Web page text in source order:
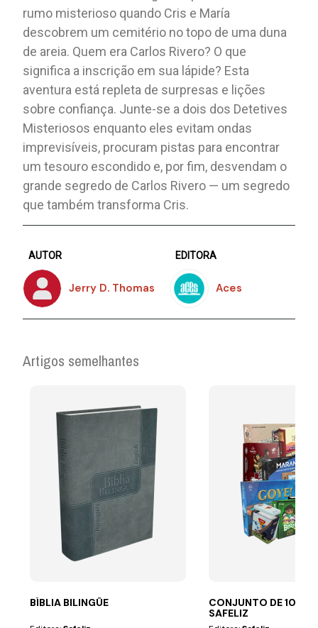
rumo misterioso quando Cris e María
descobrem um cemitério no topo de uma duna
de areia. Quem era Carlos Rivero? O que
significa a inscrição em sua lápide? Esta
aventura está repleta de surpresas e lições
sobre confiança. Junte-se a dois dos Detetives
Misteriosos enquanto eles evitam ondas
imprevisíveis, procuram pistas para encontrar
um tesouro escondido e, por fim, desvendam o
grande segredo de Carlos Rivero — um segredo
que também transforma Cris.
AUTOR
Jerry D. Thomas
EDITORA
Aces
Artigos semelhantes
BÍBLIA BILINGÜE
CONJUNTO DE 10
SAFELIZ